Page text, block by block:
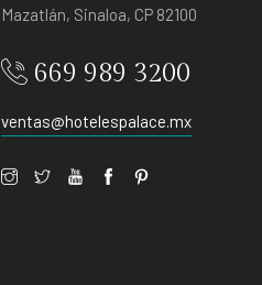
Mazatlán, Sinaloa, CP 82100
669 989 3200
ventas@hotelespalace.mx